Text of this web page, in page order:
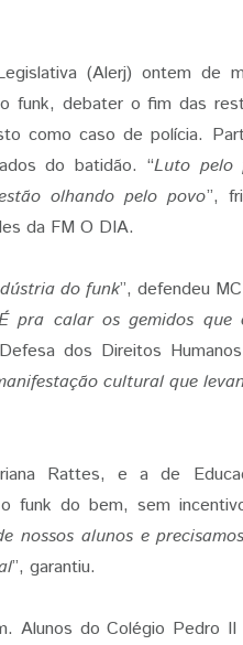
(Alerj) ontem de
funk, debater o fim das
como caso de polícia.
do batidão. “Luto pelo
olhando pelo povo”,
da FM O DIA.
do funk”, defendeu
calar os gemidos que
dos Direitos
cultural que
Rattes, e a de
funk do bem, sem
nossos alunos e
”, garantiu.
Alunos do Colégio Pedro II